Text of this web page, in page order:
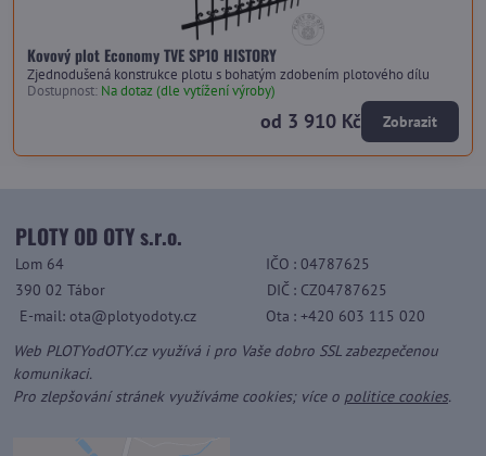
Kovový plot Economy TVE SP10 HISTORY
Zjednodušená konstrukce plotu s bohatým zdobením plotového dílu
Dostupnost: Na dotaz (dle vytížení výroby)
od 3 910 Kč Zobrazit
PLOTY OD OTY s.r.o.
Lom 64 IČO : 04787625
390 02 Tábor
DIČ : CZ04787625
E-mail: ota@plotyodoty.cz
Ota : +420 603 115 020
Web PLOTYodOTY.cz využívá i pro Vaše dobro SSL zabezpečenou
komunikaci.
Pro zlepšování stránek využíváme cookies; více o politice cookies.